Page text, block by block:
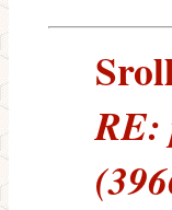
RE: